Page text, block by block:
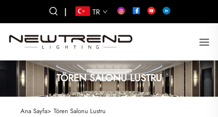
| TR
TÖREN SALONU LUSTRU
Ana Sayfa> Tören Salonu Lustru